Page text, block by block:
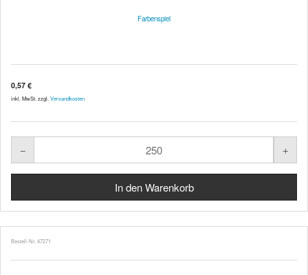
Farbenspiel
0,57 €
inkl. MwSt. zzgl. Versandkosten
Bestell-Nr. 47271